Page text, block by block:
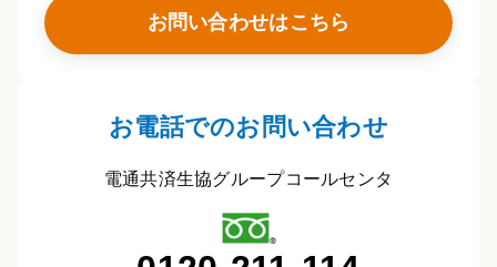
お問い合わせはこちら
お電話でのお問い合わせ
電通共済生協グループコールセンタ